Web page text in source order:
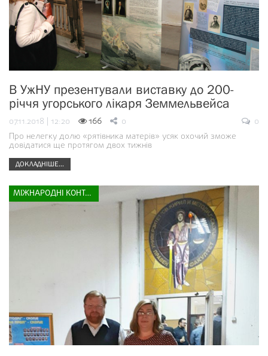
В УжНУ презентували виставку до 200-
річчя угорського лікаря Земмельвейса
07.11.2018 | 12:20 166 0
0
Про нелегку долю «рятівника матерів» усяк охочий зможе
довідатися ще протягом двох тижнів
ДОКЛАДНІШЕ...
МІЖНАРОДНІ КОНТАКТИ